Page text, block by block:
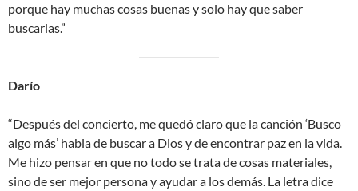
porque hay muchas cosas buenas y solo hay que saber
buscarlas.”
Darío
“Después del concierto, me quedó claro que la canción ‘Busco
algo más’ habla de buscar a Dios y de encontrar paz en la vida.
Me hizo pensar en que no todo se trata de cosas materiales,
sino de ser mejor persona y ayudar a los demás. La letra dice